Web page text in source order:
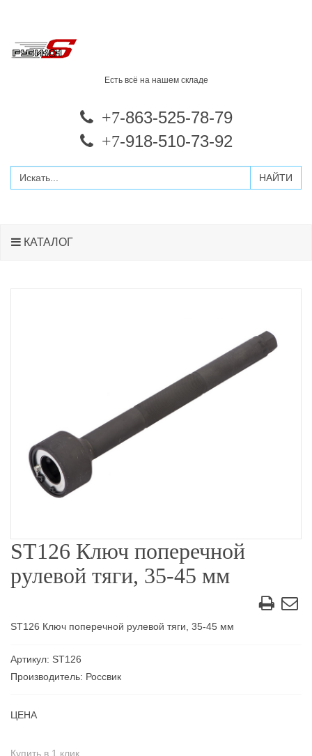
Есть всё на нашем складе
+7-863-525-78-79
+7-918-510-73-92
КАТАЛОГ
ST126 Ключ поперечной
рулевой тяги, 35-45 мм
ST126 Ключ поперечной рулевой тяги, 35-45 мм
Артикул: ST126
Производитель: Россвик
ЦЕНА
Купить в 1 клик